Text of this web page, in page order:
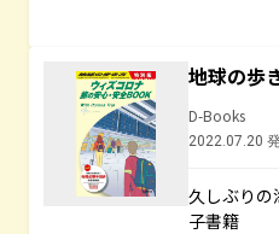
地球の歩
D-Books
2022.07.20
久しぶりの
子書籍